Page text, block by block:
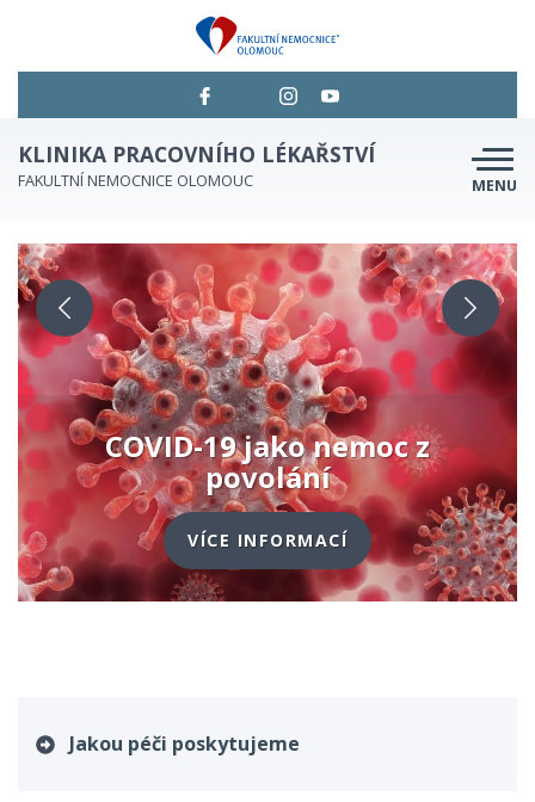
KLINIKA PRACOVNÍHO LÉKAŘSTVÍ
FAKULTNÍ NEMOCNICE OLOMOUC MENU
OČKOVÁNÍ PROTI COVID-19
NAŠE PÉČE
OBJEDNÁVÁNÍ
KONTAKTY | KDE NÁS NAJDETE
COVID-19 jako nemoc z
povolání
VÍCE INFORMACÍ
Jakou péči poskytujeme